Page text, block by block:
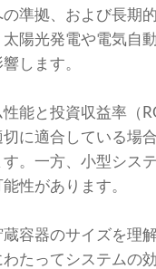
準拠、および長期
陽光発電や電気自
します。
能と投資収益率（
に適合している場
。一方、小型シス
性があります。
容器のサイズを理
たってシステムの